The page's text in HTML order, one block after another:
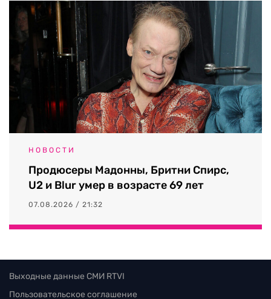
НОВОСТИ
Продюсеры Мадонны, Бритни Спирс,
U2 и Blur умер в возрасте 69 лет
07.08.2026 / 21:32
Выходные данные СМИ RTVI
Пользовательское соглашение